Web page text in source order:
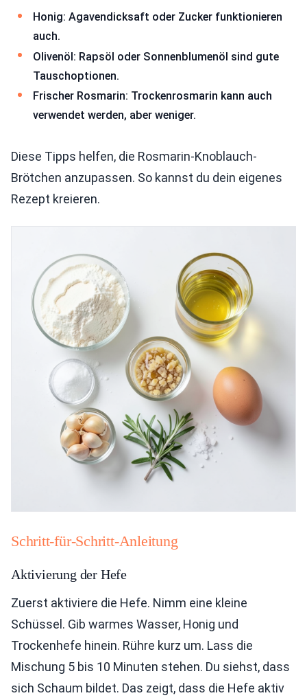
Honig: Agavendicksaft oder Zucker funktionieren
auch.
Olivenöl: Rapsöl oder Sonnenblumenöl sind gute
Tauschoptionen.
Frischer Rosmarin: Trockenrosmarin kann auch
verwendet werden, aber weniger.
Diese Tipps helfen, die Rosmarin-Knoblauch-
Brötchen anzupassen. So kannst du dein eigenes
Rezept kreieren.
Schritt-für-Schritt-Anleitung
Aktivierung der Hefe
Zuerst aktiviere die Hefe. Nimm eine kleine
Schüssel. Gib warmes Wasser, Honig und
Trockenhefe hinein. Rühre kurz um. Lass die
Mischung 5 bis 10 Minuten stehen. Du siehst, dass
sich Schaum bildet. Das zeigt, dass die Hefe aktiv